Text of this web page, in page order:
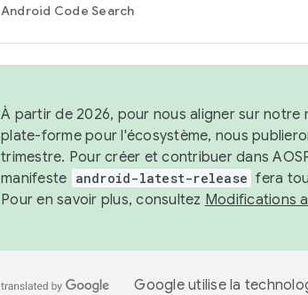
Android Code Search
À partir de 2026, pour nous aligner sur
plate-forme pour l'écosystème, nous
trimestre. Pour créer et contribuer dans
manifeste android-latest-release fera
Pour en savoir plus, consultez Modifications
Google utilise la